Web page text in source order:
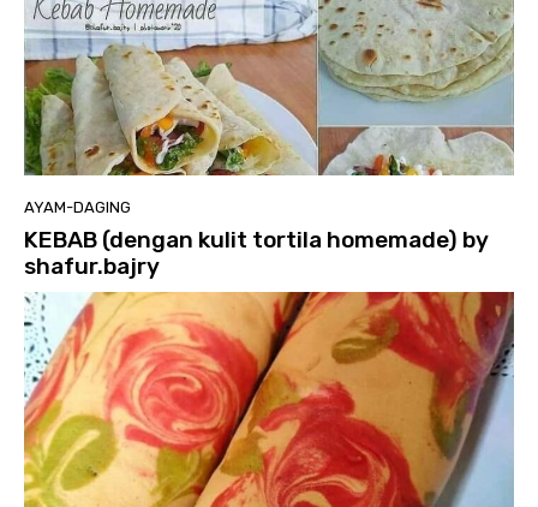
AYAM-DAGING
KEBAB (dengan kulit tortila homemade) by
shafur.bajry